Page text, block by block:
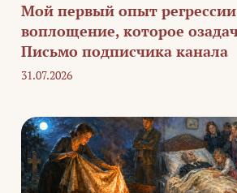
Мой первый опыт
воплощение, которое
Письмо подписчика канала
31.07.2026